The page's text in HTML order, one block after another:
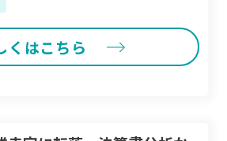
くはこちら